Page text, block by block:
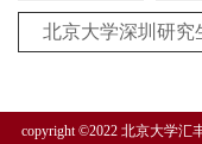
北京大学深圳研究
copyright ©2022 北京大学汇